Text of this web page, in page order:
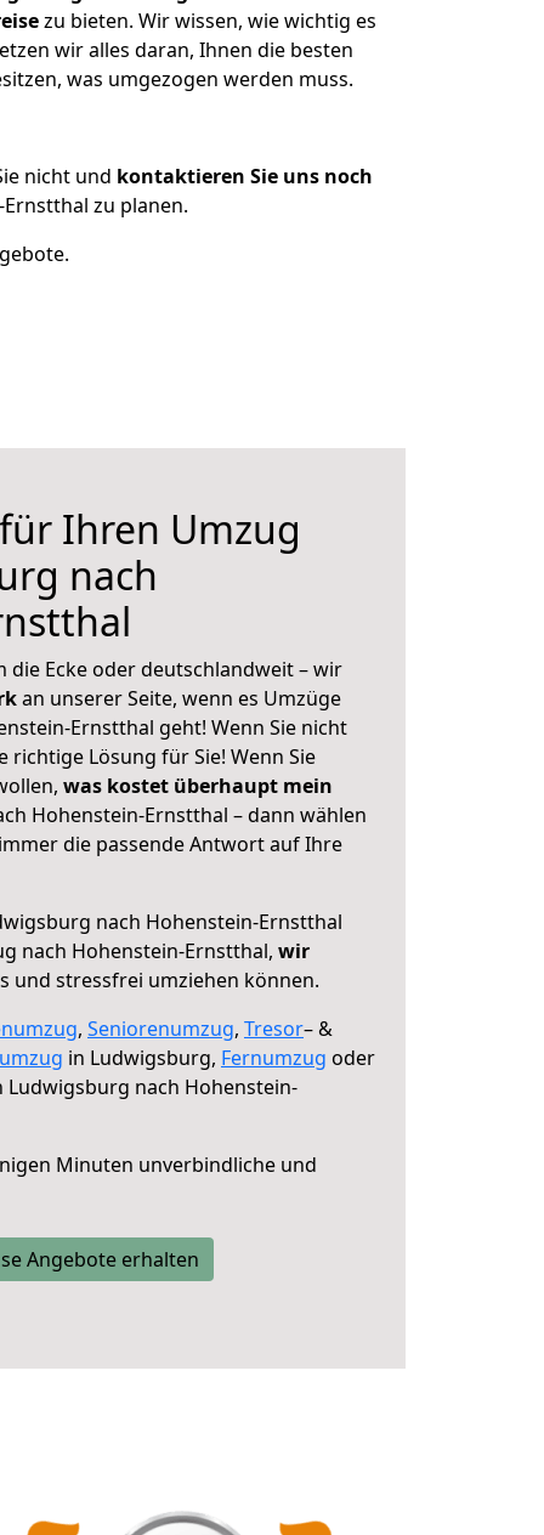
zu bieten. Wir wissen, wie wichtig es
wir alles daran, Ihnen die besten
was umgezogen werden muss.
nicht und kontaktieren Sie uns noch
zu planen.
Ihren Umzug
nach
die Ecke oder deutschlandweit – wir
an unserer Seite, wenn es Umzüge
Ernstthal geht! Wenn Sie nicht
richtige Lösung für Sie! Wenn Sie
was kostet überhaupt mein
Hohenstein-Ernstthal – dann wählen
die passende Antwort auf Ihre
nach Hohenstein-Ernstthal
nach Hohenstein-Ernstthal, wir
und stressfrei umziehen können.
, Seniorenumzug, Tresor– &
in Ludwigsburg, Fernumzug oder
nach Hohenstein-
Minuten unverbindliche und
Angebote erhalten